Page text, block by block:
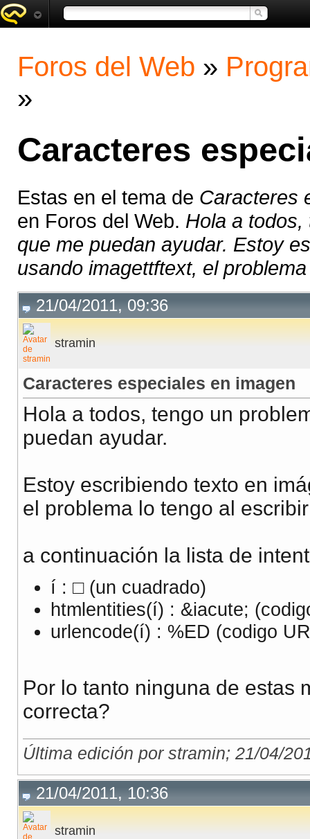
Foros del Web »
»
Caracteres
Estas en el tema de Caracteres
en Foros del Web. Hola a
que me puedan ayudar. Estoy
usando imagettftext, el
21/04/2011, 09:36
stramin
Caracteres especiales en imagen
Hola a todos, tengo un
puedan ayudar.
Estoy escribiendo texto en
el problema lo tengo al
a continuación la lista de
í : □ (un cuadrado)
htmlentities(í) : &iacute;
urlencode(í) : %ED (codigo
Por lo tanto ninguna de estas
correcta?
Última edición por stramin; 21/04/
21/04/2011, 10:36
stramin